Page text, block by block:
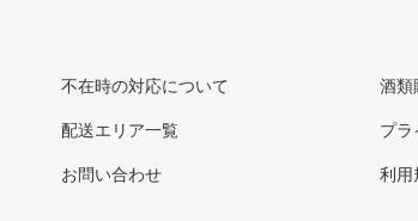
不在時の対応について
配送エリア一覧
お問い合わせ
酒類
プラ
利用